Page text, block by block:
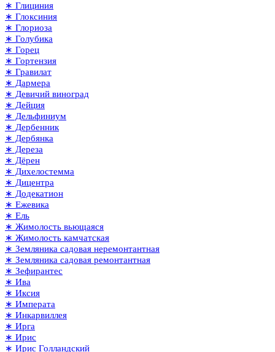
∗ Глициния
∗ Глоксиния
∗ Глориоза
∗ Голубика
∗ Горец
∗ Гортензия
∗ Гравилат
∗ Дармера
∗ Девичий виноград
∗ Дейция
∗ Дельфиниум
∗ Дербенник
∗ Дербянка
∗ Дереза
∗ Дёрен
∗ Дихелостемма
∗ Дицентра
∗ Додекатион
∗ Ежевика
∗ Ель
∗ Жимолость вьющаяся
∗ Жимолость камчатская
∗ Земляника садовая неремонтантная
∗ Земляника садовая ремонтантная
∗ Зефирантес
∗ Ива
∗ Иксия
∗ Императа
∗ Инкарвиллея
∗ Ирга
∗ Ирис
∗ Ирис Голландский